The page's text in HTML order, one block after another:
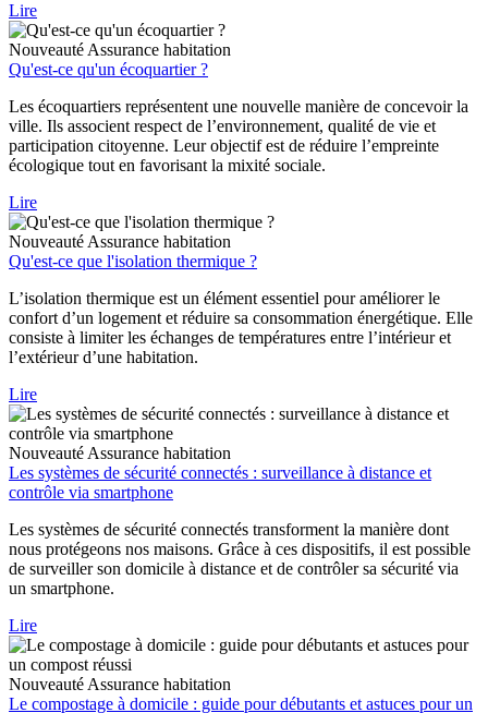
Lire
Nouveauté Assurance habitation
Qu'est-ce qu'un écoquartier ?
Les écoquartiers représentent une nouvelle manière de concevoir la
ville. Ils associent respect de l’environnement, qualité de vie et
participation citoyenne. Leur objectif est de réduire l’empreinte
écologique tout en favorisant la mixité sociale.
Lire
Nouveauté Assurance habitation
Qu'est-ce que l'isolation thermique ?
L’isolation thermique est un élément essentiel pour améliorer le
confort d’un logement et réduire sa consommation énergétique. Elle
consiste à limiter les échanges de températures entre l’intérieur et
l’extérieur d’une habitation.
Lire
Nouveauté Assurance habitation
Les systèmes de sécurité connectés : surveillance à distance et
contrôle via smartphone
Les systèmes de sécurité connectés transforment la manière dont
nous protégeons nos maisons. Grâce à ces dispositifs, il est possible
de surveiller son domicile à distance et de contrôler sa sécurité via
un smartphone.
Lire
Nouveauté Assurance habitation
Le compostage à domicile : guide pour débutants et astuces pour un